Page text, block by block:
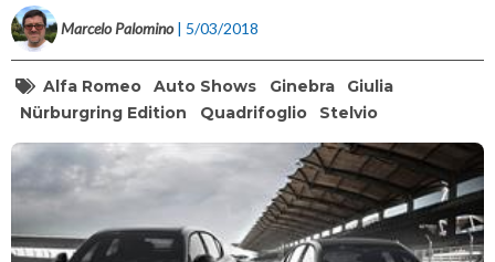
Marcelo Palomino | 5/03/2018
Alfa Romeo Auto Shows Ginebra
Giulia
Nürburgring Edition
Quadrifoglio Stelvio